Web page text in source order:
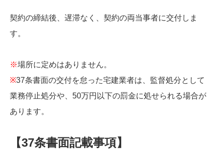
契約の締結後、遅滞なく、契約の両当事者に交付しま
す。
※場所に定めはありません。
※37条書面の交付を怠った宅建業者は、監督処分として
業務停止処分や、50万円以下の罰金に処せられる場合が
あります。
【37条書面記載事項】